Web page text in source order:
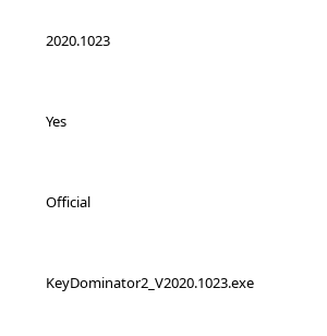
2020.1023
Yes
Official
KeyDominator2_V2020.1023.exe